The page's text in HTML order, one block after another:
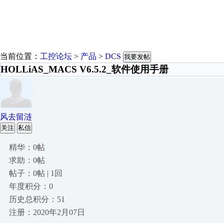
当前位置： 工控论坛 > 产品 > DCS 我要发帖
HOLLiAS_MACS V6.5.2_软件使用手册
风去留涟
关注 私信
精华：0帖
求助：0帖
帖子：0帖 | 1回
年度积分：0
历史总积分：51
注册：2020年2月07日